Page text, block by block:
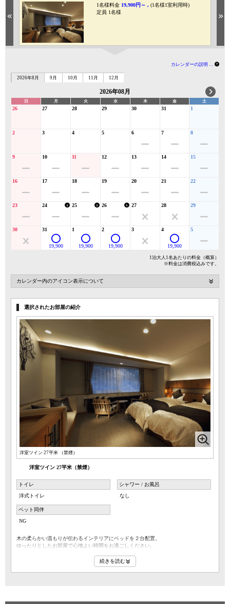
Previous
1名様料金 19,900円～ , (1名様1室利用時)
定員 1名様
カレンダーの説明 …
2026年8月 9月 10月 11月 12月
2026年08月
日 月 火 水 木 金 土
26 27 28 29 30 31 1
2 3 4 5 6 7 8
9 10 11 12 13 14 15
16 17 18 19 20 21 22
23 24 25 26 27 28 29
30 31
19,900
1
19,900
2
19,900
3 4
19,900
5
1泊大人1名あたりの料金（概算）
※料金は消費税込みです。
カレンダー内のアイコン表示について
選択されたお部屋の紹介
洋室ツイン 27平米 （禁煙）
洋室ツイン 27平米（禁煙）
トイレ
洋式トイレ
シャワー / お風呂
なし
ペット同伴
NG
木の柔らかい温もりが伝わるインテリアにベッドを２台配置。
ゆったりとしたお部屋で心地よい時間をお過ごしください。
続きを読む